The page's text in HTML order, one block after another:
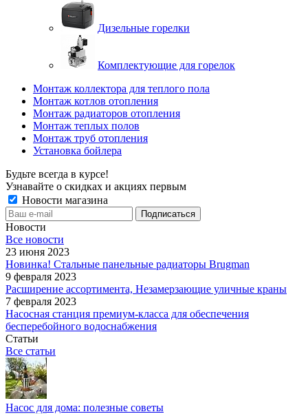
Дизельные горелки
Комплектующие для горелок
Монтаж коллектора для теплого пола
Монтаж котлов отопления
Монтаж радиаторов отопления
Монтаж теплых полов
Монтаж труб отопления
Установка бойлера
Будьте всегда в курсе!
Узнавайте о скидках и акциях первым
Новости магазина
Новости
Все новости
23 июня 2023
Новинка! Стальные панельные радиаторы Brugman
9 февраля 2023
Расширение ассортимента, Незамерзающие уличные краны
7 февраля 2023
Насосная станция премиум-класса для обеспечения
бесперебойного водоснабжения
Статьи
Все статьи
Насос для дома: полезные советы